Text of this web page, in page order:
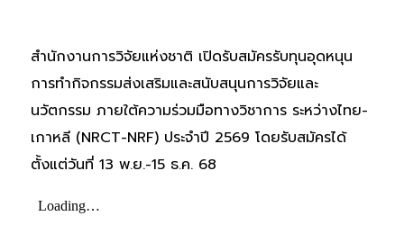
สำนักงานการวิจัยแห่งชาติ เปิดรับสมัครรับทุนอุดหนุน
การทำกิจกรรมส่งเสริมและสนับสนุนการวิจัยและ
นวัตกรรม ภายใต้ความร่วมมือทางวิชาการ ระหว่างไทย-
เกาหลี (NRCT-NRF) ประจำปี 2569 โดยรับสมัครได้
ตั้งแต่วันที่ 13 พ.ย.-15 ธ.ค. 68